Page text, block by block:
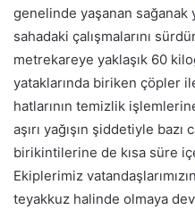
genelinde yaşanan sağanak
sahadaki çalışmalarını
metrekareye yaklaşık 60
yataklarında biriken çöpler
hatlarının temizlik
aşırı yağışın şiddetiyle
birikintilerine de kısa süre
Ekiplerimiz
teyakkuz halinde olmaya